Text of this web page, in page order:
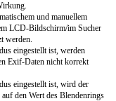
und manuellem
LCD-Bildschirm/im Sucher
werden.
eingestellt ist, werden
Exif-Daten nicht korrekt
eingestellt ist, wird der
den Wert des Blendenrings